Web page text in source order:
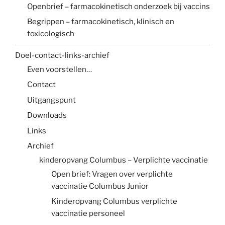
Openbrief – farmacokinetisch onderzoek bij vaccins
Begrippen – farmacokinetisch, klinisch en
toxicologisch
Doel-contact-links-archief
Even voorstellen…
Contact
Uitgangspunt
Downloads
Links
Archief
kinderopvang Columbus – Verplichte vaccinatie
Open brief: Vragen over verplichte
vaccinatie Columbus Junior
Kinderopvang Columbus verplichte
vaccinatie personeel